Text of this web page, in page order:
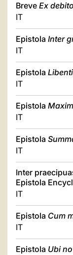
Breve Ex
IT
Epistola Inter
IT
Epistola
IT
Epistola
IT
Epistola
IT
Inter
Epistola
IT
Epistola Cum
IT
Epistola Ubi